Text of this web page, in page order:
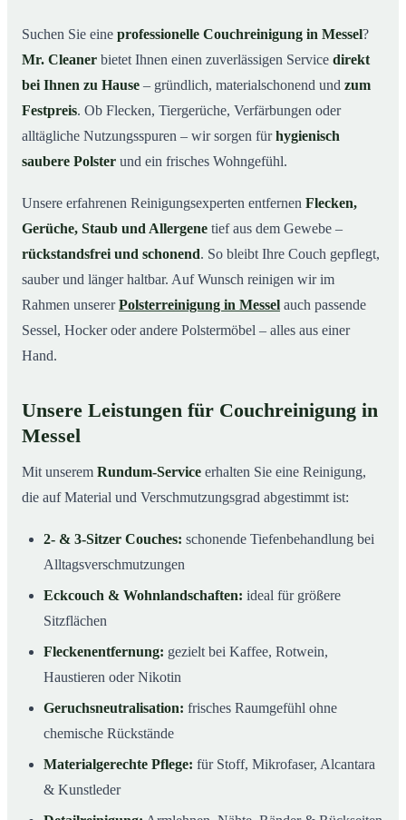
03 Warum Mr. Cleaner in Messel?
04So läuft Ihre Couchreinigung in Messel ab
05Couchreinigung in Messel & Umgebung
So wird Ihre Couch in Messel gründlich gereinigt
Suchen Sie eine professionelle Couchreinigung in Messel?
Mr. Cleaner bietet Ihnen einen zuverlässigen Service direkt
bei Ihnen zu Hause – gründlich, materialschonend und zum
Festpreis. Ob Flecken, Tiergerüche, Verfärbungen oder
alltägliche Nutzungsspuren – wir sorgen fürhygienisch
saubere Polster und ein frisches Wohngefühl.
Unsere erfahrenen Reinigungsexperten entfernen Flecken,
Gerüche, Staub und Allergene tief aus dem Gewebe –
rückstandsfrei und schonend. So bleibt Ihre Couch gepflegt,
sauber und länger haltbar. Auf Wunsch reinigen wir im
Rahmen unsererPolsterreinigung in Messel auch passende
Sessel, Hocker oder andere Polstermöbel – alles aus einer
Hand.
Unsere Leistungen für Couchreinigung in
Messel
Mit unserem Rundum-Service erhalten Sie eine Reinigung,
die auf Material und Verschmutzungsgrad abgestimmt ist:
2- & 3-Sitzer Couches: schonende Tiefenbehandlung bei
Alltagsverschmutzungen
Eckcouch & Wohnlandschaften: ideal für größere
Sitzflächen
Fleckenentfernung: gezielt bei Kaffee, Rotwein,
Haustieren oder Nikotin
Geruchsneutralisation: frisches Raumgefühl ohne
chemische Rückstände
Materialgerechte Pflege: für Stoff, Mikrofaser, Alcantara
& Kunstleder